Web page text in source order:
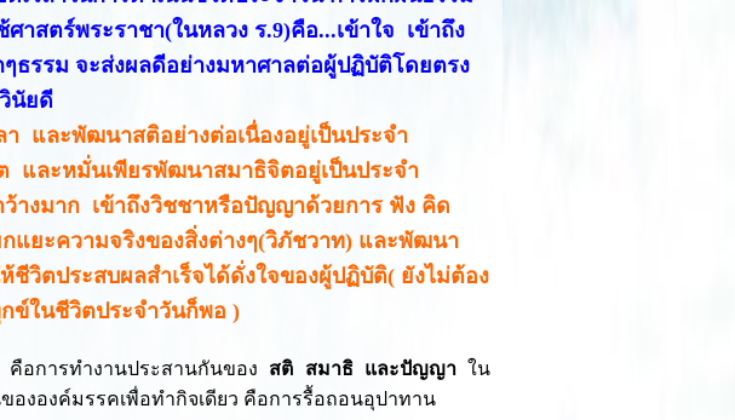
าสตร์พระราชา(ในหลวง ร.9)คือ...เข้าใจ เข้าถึง
รรม จะส่งผลดีอย่างมหาศาลต่อผู้ปฏิบัติโดยตรง
นัยดี
า และพัฒนาสติอย่างต่อเนื่องอยู่เป็นประจำ
และหมั่นเพียรพัฒนาสมาธิจิตอยู่เป็นประจำ
างมาก เข้าถึงวิชชาหรือปัญญาด้วยการ ฟัง คิด
แยะความจริงของสิ่งต่างๆ(วิภัชวาท) และพัฒนา
วิตประสบผลสำเร็จได้ดั่งใจของผู้ปฏิบัติ( ยังไม่ต้อง
ข์ในชีวิตประจำวันก็พอ )
อการทำงานประสานกันของ สติ สมาธิ และปัญญา ใน
งองค์มรรคเพื่อทำกิจเดียว คือการรื้อถอนอุปาทาน